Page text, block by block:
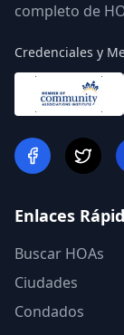
completo de
Credenciales y
Enlaces
Buscar HOAs
Ciudades
Condados